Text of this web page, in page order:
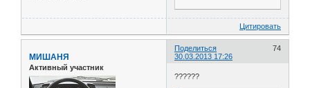
Цитировать
Поделиться
74
30.03.2013 17:26
МИШАНЯ
Активный участник
??????